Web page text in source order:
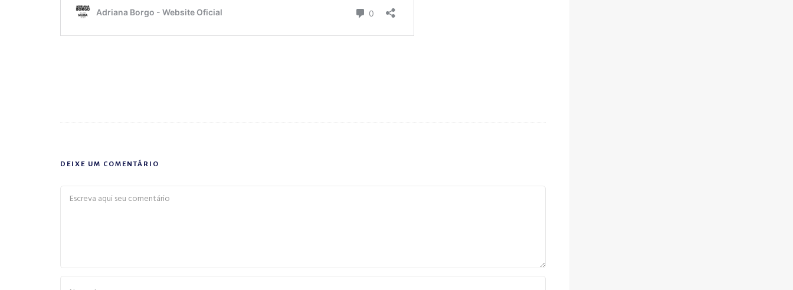
DEIXE UM COMENTÁRIO